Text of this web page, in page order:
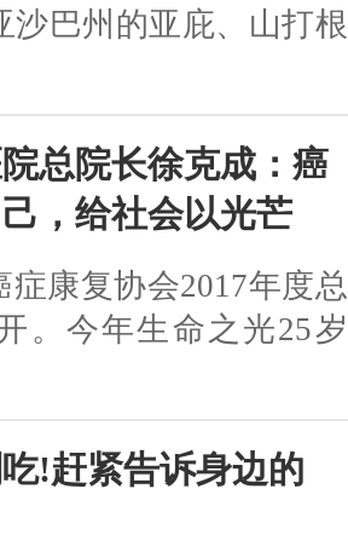
沙巴州的亚庇、山打根
总院长徐克成：癌
，给社会以光芒
症康复协会2017年度总
。今年生命之光25岁
!赶紧告诉身边的